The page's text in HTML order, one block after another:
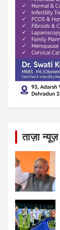
ताज़ा न्यूज़